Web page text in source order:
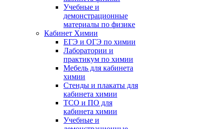
Учебные и
демонстрационные
материалы по физике
Кабинет Химии
ЕГЭ и ОГЭ по химии
Лаборатории и
практикум по химии
Мебель для кабинета
химии
Стенды и плакаты для
кабинета химии
ТСО и ПО для
кабинета химии
Учебные и